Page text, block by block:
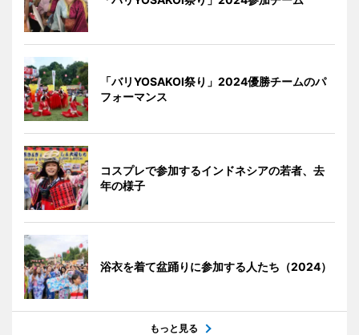
「バリYOSAKOI祭り」2024優勝チームのパ
フォーマンス
コスプレで参加するインドネシアの若者、去
年の様子
浴衣を着て盆踊りに参加する人たち（2024）
もっと見る